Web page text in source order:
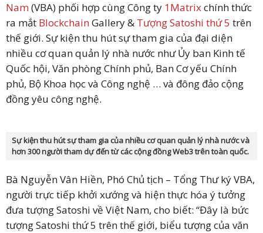
Nam(VBA) phối hợp cùng Công ty 1Matrixchính thức
ra mắt BlockchainGallery & Tượng Satoshi thứ 5 trên
thế giới. Sự kiện thu hút sự tham gia của đại diện
nhiều cơ quan quản lý nhà nước như Ủy ban Kinh tế
Quốc hội, Văn phòng Chính phủ, Ban Cơ yếu Chính
phủ, Bộ Khoa học và Công nghệ … và đông đảo cộng
đồng yêu công nghệ.
Sự kiện thu hút sự tham gia của nhiều cơ quan quản lý nhà nước và
hơn 300 người tham dự đến từ các cộng đồng Web3 trên toàn quốc.
Bà Nguyễn Vân Hiền, Phó Chủ tịch – Tổng Thư ký VBA,
người trực tiếp khởi xướng và hiện thực hóa ý tưởng
đưa tượng Satoshi về Việt Nam, cho biết: “Đây là bức
tượng Satoshi thứ 5 trên thế giới, biểu tượng của văn